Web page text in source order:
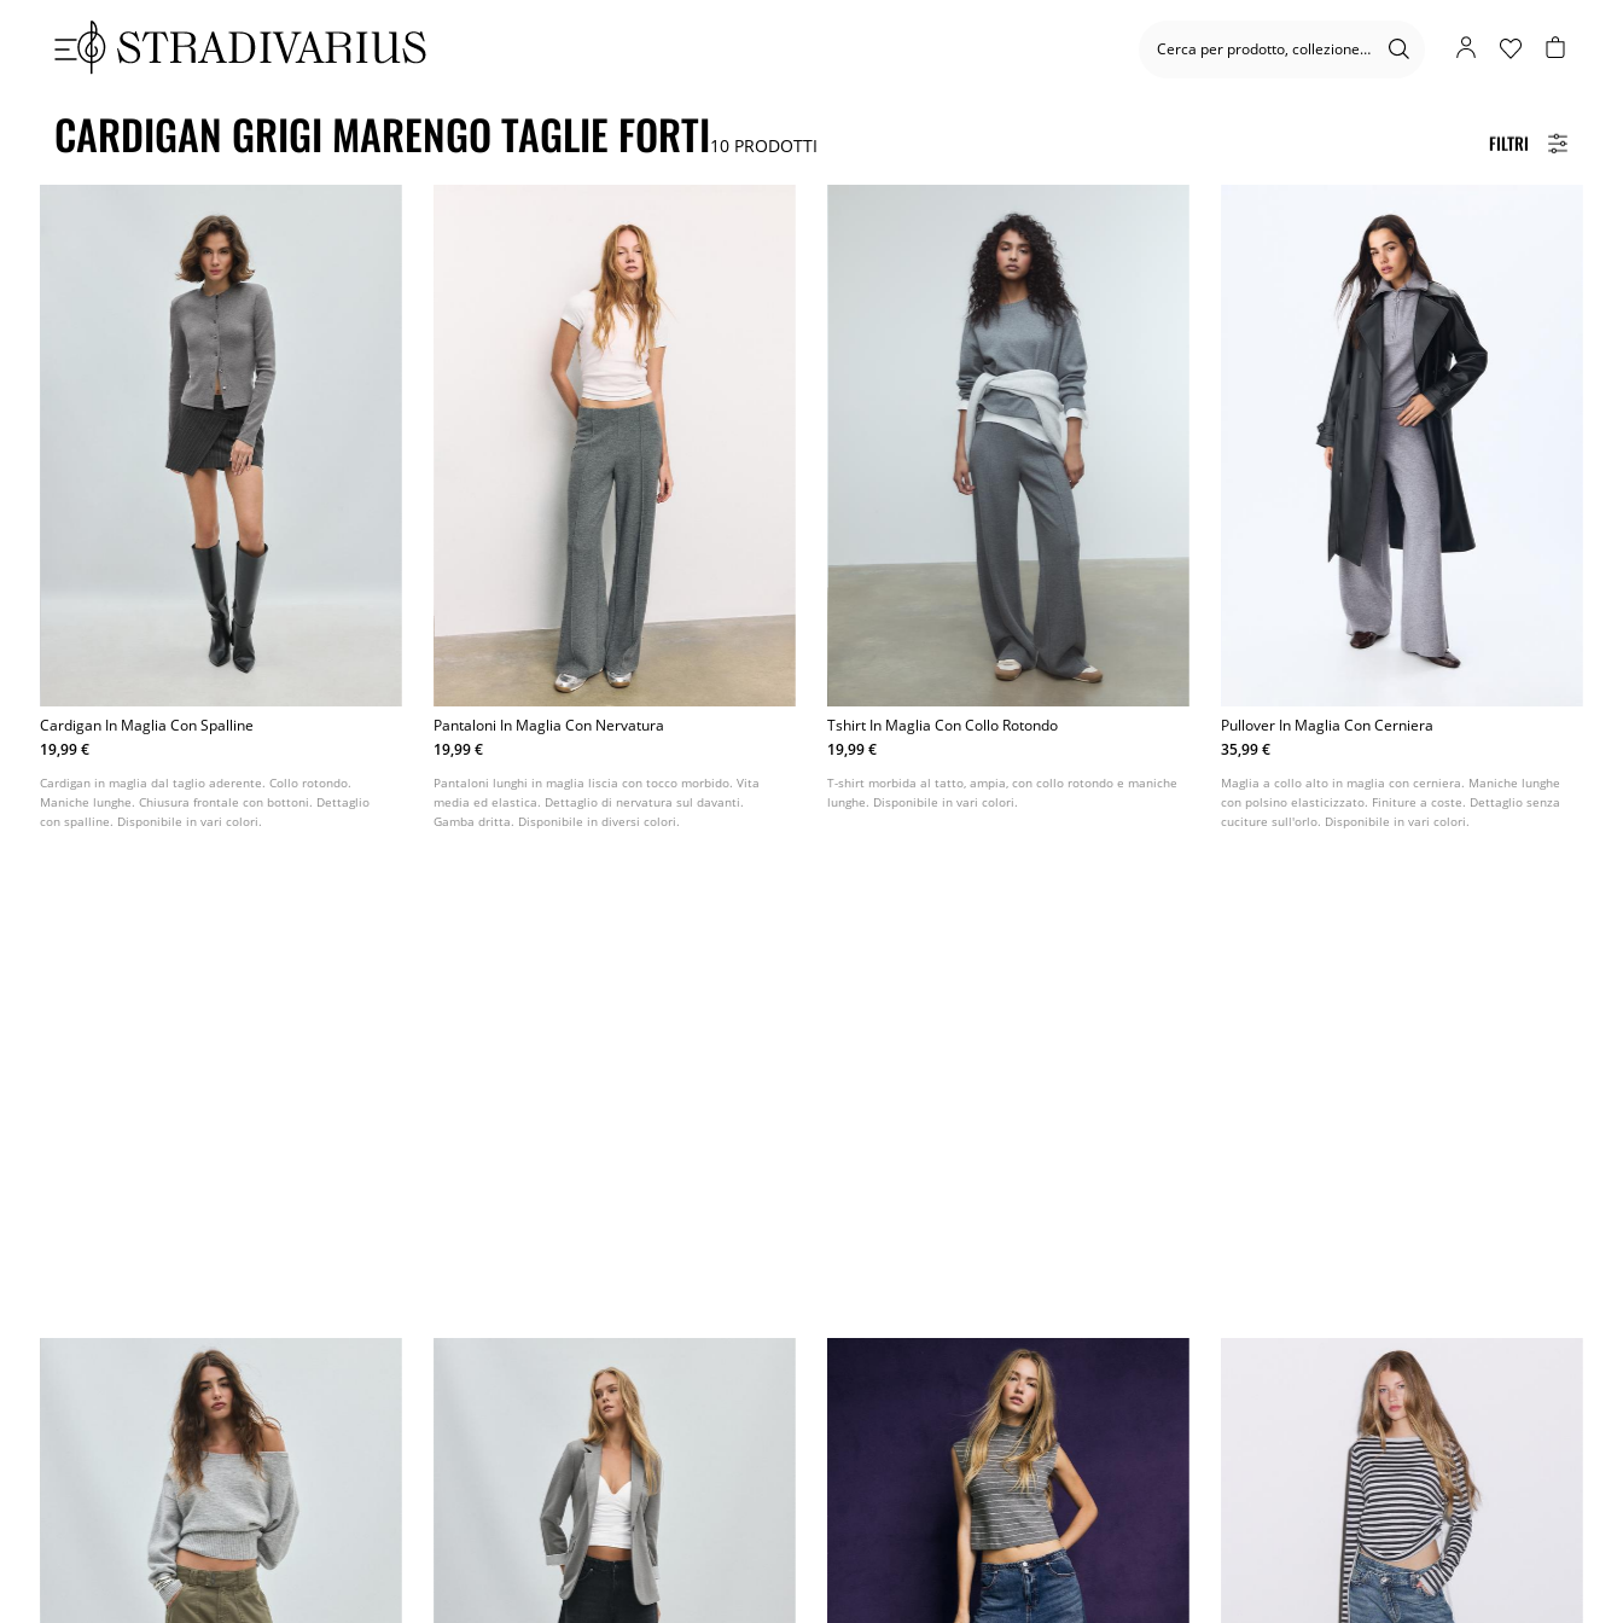
FILTRI
CARDIGAN GRIGI MARENGO TAGLIE FORTI10 PRODOTTI
Cardigan In Maglia Con Spalline
19,99 €
Cardigan in maglia dal taglio aderente. Collo rotondo.
Maniche lunghe. Chiusura frontale con bottoni. Dettaglio
con spalline. Disponibile in vari colori.
Pantaloni In Maglia Con Nervatura
19,99 €
Pantaloni lunghi in maglia liscia con tocco morbido. Vita
media ed elastica. Dettaglio di nervatura sul davanti.
Gamba dritta. Disponibile in diversi colori.
Tshirt In Maglia Con Collo Rotondo
19,99 €
T-shirt morbida al tatto, ampia, con collo rotondo e maniche
lunghe. Disponibile in vari colori.
Pullover In Maglia Con Cerniera
35,99 €
Maglia a collo alto in maglia con cerniera. Maniche lunghe
con polsino elasticizzato. Finiture a coste. Dettaglio senza
cuciture sull'orlo. Disponibile in vari colori.